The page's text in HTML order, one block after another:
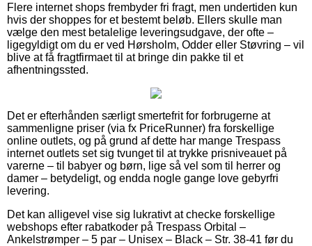
Flere internet shops frembyder fri fragt, men undertiden kun
hvis der shoppes for et bestemt beløb. Ellers skulle man
vælge den mest betalelige leveringsudgave, der ofte –
ligegyldigt om du er ved Hørsholm, Odder eller Støvring – vil
blive at få fragtfirmaet til at bringe din pakke til et
afhentningssted.
Det er efterhånden særligt smertefrit for forbrugerne at
sammenligne priser (via fx PriceRunner) fra forskellige
online outlets, og på grund af dette har mange Trespass
internet outlets set sig tvunget til at trykke prisniveauet på
varerne – til babyer og børn, lige så vel som til herrer og
damer – betydeligt, og endda nogle gange love gebyrfri
levering.
Det kan alligevel vise sig lukrativt at checke forskellige
webshops efter rabatkoder på Trespass Orbital –
Ankelstrømper – 5 par – Unisex – Black – Str. 38-41 før du